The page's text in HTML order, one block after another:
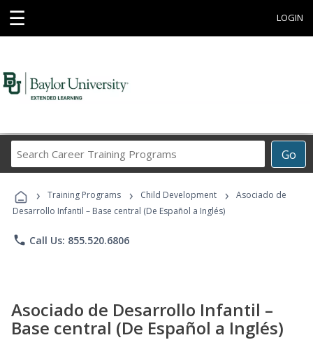
☰ LOGIN
Go
Career
Programs
› Training Programs › Child Development ›
Asociado de
Desarrollo Infantil – Base central (De Español a Inglés)
phone Call Us: 855.520.6806
Asociado de Desarrollo Infantil –
Base central (De Español a Inglés)